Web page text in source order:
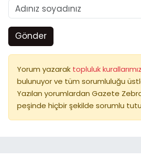
Gönder
Yorum yazarak topluluk
bulunuyor ve tüm sorumluluğu
Yazılan yorumlardan Gazete
peşinde hiçbir şekilde sorumlu